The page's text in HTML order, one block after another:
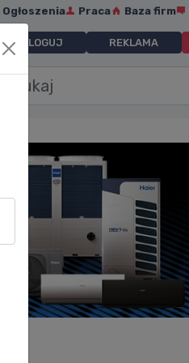
Ogłoszenia Praca Baza firm
ZALOGUJ REKLAMA